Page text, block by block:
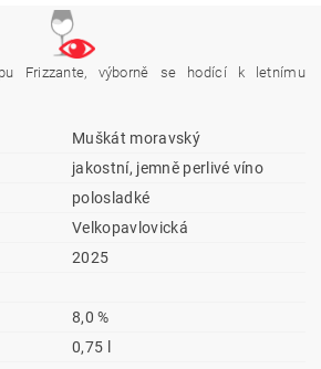
Frizzante, výborně se hodící k letnímu
Muškát moravský
jakostní, jemně perlivé víno
polosladké
Velkopavlovická
2025
8,0 %
0,75 l